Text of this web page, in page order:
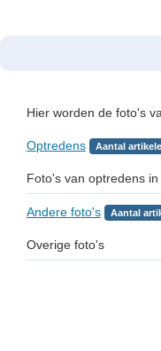
Hier worden de foto's
Optredens Aantal
Foto's van optredens in
Andere foto's Aantal
Overige foto's